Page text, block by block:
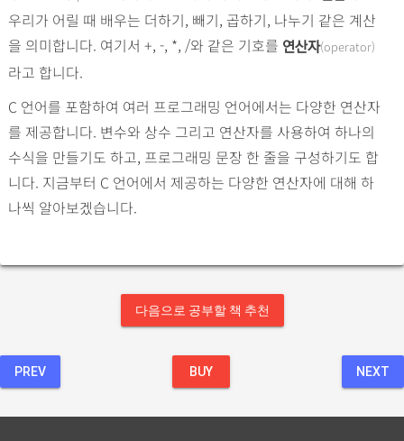
우리가 어릴 때 배우는 더하기, 빼기, 곱하기, 나누기 같은 계산
을 의미합니다. 여기서 +, -, *, /와 같은 기호를 연산자(operator)
라고 합니다.
C 언어를 포함하여 여러 프로그래밍 언어에서는 다양한 연산자
를 제공합니다. 변수와 상수 그리고 연산자를 사용하여 하나의
수식을 만들기도 하고, 프로그래밍 문장 한 줄을 구성하기도 합
니다. 지금부터 C 언어에서 제공하는 다양한 연산자에 대해 하
나씩 알아보겠습니다.
다음으로 공부할 책 추천
PREV BUY NEXT